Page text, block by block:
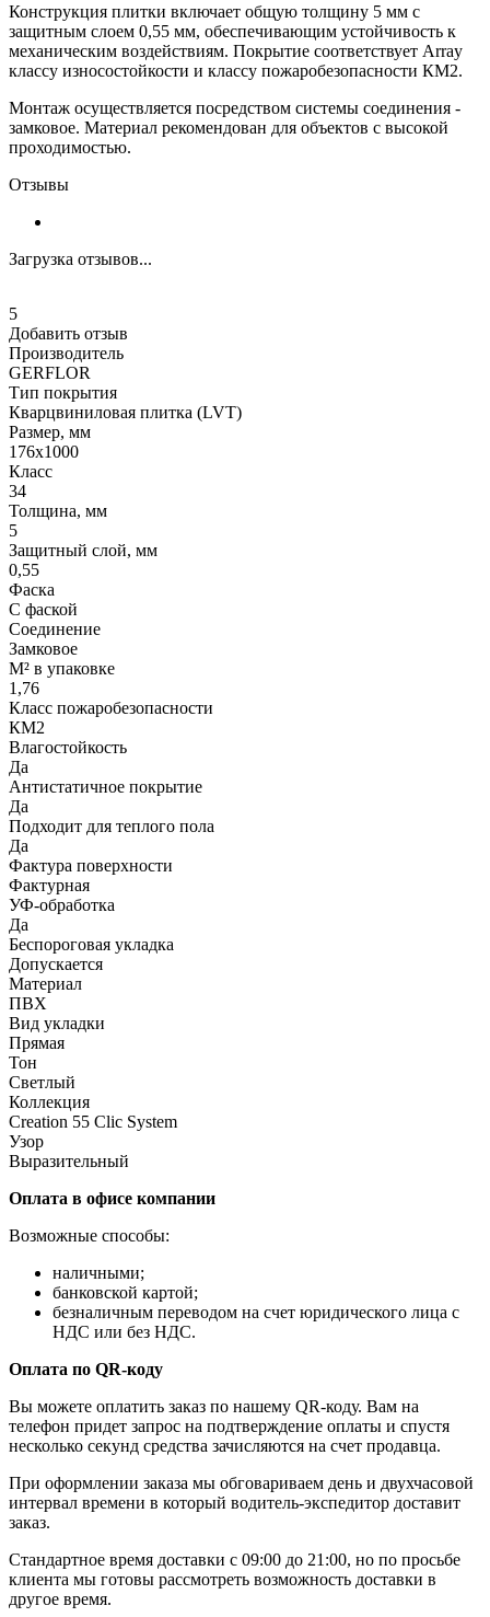
Конструкция плитки включает общую толщину 5 мм с
защитным слоем 0,55 мм, обеспечивающим устойчивость к
механическим воздействиям. Покрытие соответствует Array
классу износостойкости и классу пожаробезопасности КМ2.
Монтаж осуществляется посредством системы соединения -
замковое. Материал рекомендован для объектов с высокой
проходимостью.
Отзывы
Загрузка отзывов...
5
Добавить отзыв
Производитель
GERFLOR
Тип покрытия
Кварцвиниловая плитка (LVT)
Размер, мм
176x1000
Класс
34
Толщина, мм
5
Защитный слой, мм
0,55
Фаска
С фаской
Соединение
Замковое
М² в упаковке
1,76
Класс пожаробезопасности
КМ2
Влагостойкость
Да
Антистатичное покрытие
Да
Подходит для теплого пола
Да
Фактура поверхности
Фактурная
УФ-обработка
Да
Беспороговая укладка
Допускается
Материал
ПВХ
Вид укладки
Прямая
Тон
Светлый
Коллекция
Creation 55 Clic System
Узор
Выразительный
Оплата в офисе компании
Возможные способы:
наличными;
банковской картой;
безналичным переводом на счет юридического лица с
НДС или без НДС.
Оплата по QR-коду
Вы можете оплатить заказ по нашему QR-коду. Вам на
телефон придет запрос на подтверждение оплаты и спустя
несколько секунд средства зачисляются на счет продавца.
При оформлении заказа мы обговариваем день и двухчасовой
интервал времени в который водитель-экспедитор доставит
заказ.
Стандартное время доставки с 09:00 до 21:00, но по просьбе
клиента мы готовы рассмотреть возможность доставки в
другое время.